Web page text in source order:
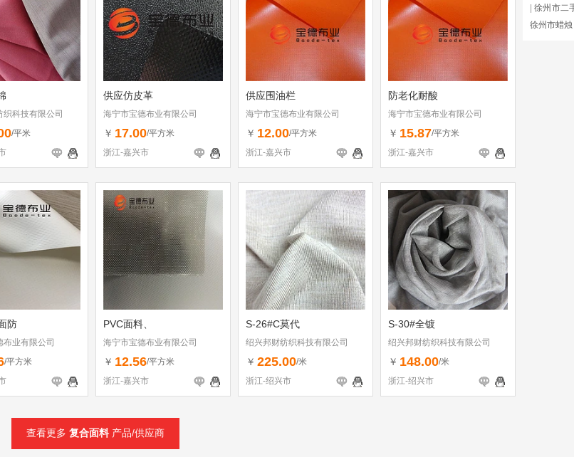
织科技有限公司
/平米
供应仿皮革
海宁市宝德布业有限公司
￥ 17.00/平方米
浙江-嘉兴市
供应围油栏
海宁市宝德布业有限公司
￥ 12.00/平方米
浙江-嘉兴市
防老化耐酸
海宁市宝德布业有限公司
￥ 15.87/平方米
浙江-嘉兴市
防
布业有限公司
/平方米
PVC面料、
海宁市宝德布业有限公司
￥ 12.56/平方米
浙江-嘉兴市
S-26#C莫代
绍兴邦财纺织科技有限公司
￥ 225.00/米
浙江-绍兴市
S-30#全镀
绍兴邦财纺织科技有限公司
￥ 148.00/米
浙江-绍兴市
查看更多 复合面料 产品/供应商
徐州市二
徐州市蜡烛